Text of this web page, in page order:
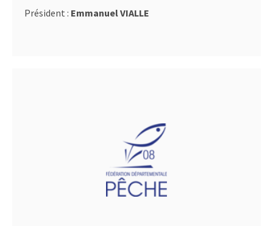
Président : Emmanuel VIALLE